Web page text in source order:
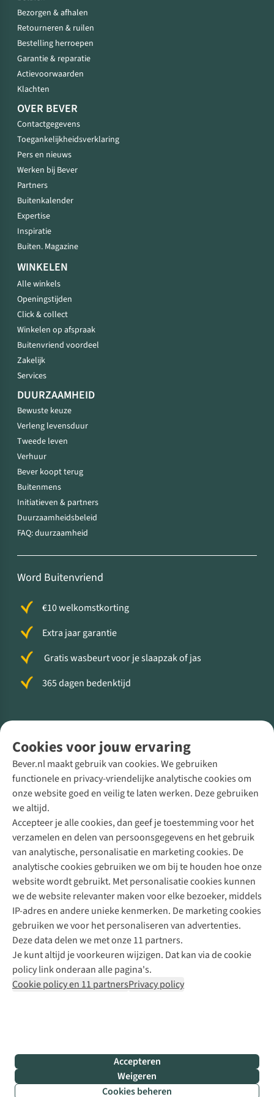
Cookies voor jouw ervaring
Bever.nl maakt gebruik van cookies. We gebruiken
functionele en privacy-vriendelijke analytische cookies om
onze website goed en veilig te laten werken. Deze gebruiken
we altijd.
Accepteer je alle cookies, dan geef je toestemming voor het
verzamelen en delen van persoonsgegevens en het gebruik
van analytische, personalisatie en marketing cookies. De
analytische cookies gebruiken we om bij te houden hoe onze
website wordt gebruikt. Met personalisatie cookies kunnen
we de website relevanter maken voor elke bezoeker, middels
IP-adres en andere unieke kenmerken. De marketing cookies
gebruiken we voor het personaliseren van advertenties.
Deze data delen we met onze 11 partners.
Je kunt altijd je voorkeuren wijzigen. Dat kan via de cookie
policy link onderaan alle pagina's.
Cookie policy en 11 partnersPrivacy policy
Accepteren
Weigeren
Cookies beheren
Bezorgen & afhalen
Retourneren & ruilen
Bestelling herroepen
Garantie & reparatie
Actievoorwaarden
Klachten
OVER BEVER
Contactgegevens
Toegankelijkheidsverklaring
Pers en nieuws
Werken bij Bever
Partners
Buitenkalender
Expertise
Inspiratie
Buiten. Magazine
WINKELEN
Alle winkels
Openingstijden
Click & collect
Winkelen op afspraak
Buitenvriend voordeel
Zakelijk
Services
DUURZAAMHEID
Bewuste keuze
Verleng levensduur
Tweede leven
Verhuur
Bever koopt terug
Buitenmens
Initiatieven & partners
Duurzaamheidsbeleid
FAQ: duurzaamheid
Word Buitenvriend
€10 welkomstkorting
Extra jaar garantie
Gratis wasbeurt voor je slaapzak of jas
365 dagen bedenktijd
Direct advies van een Buitenexpert
+31 (0)85 888 50 88
+31 6 12 28 49 80
Contactformulier
Bever
B.V.